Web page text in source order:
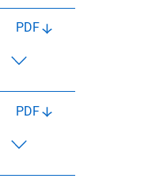
PDF
PDF